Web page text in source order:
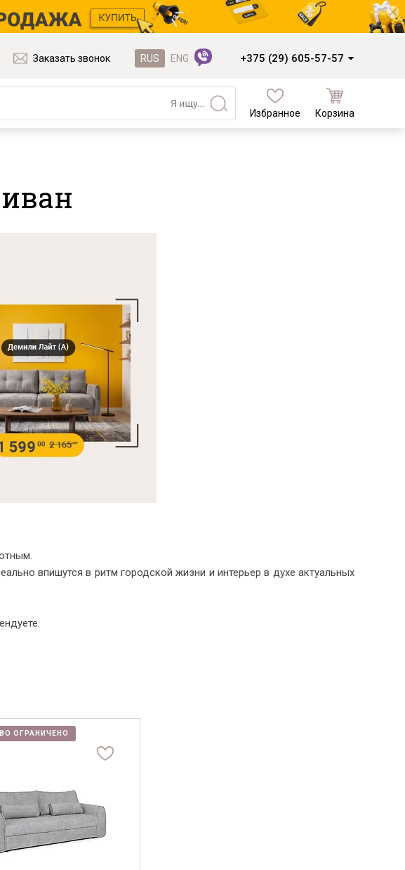
Заказать звонок RUS ENG +375 (29) 605-57-57
диванов
Избранное Корзина
впишутся в ритм городской жизни и интерьер в духе актуальных
ОГРАНИЧЕНО